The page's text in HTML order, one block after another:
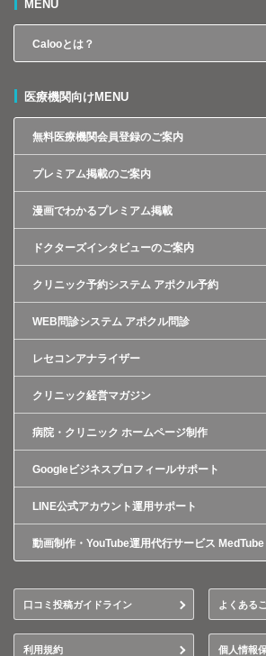
MENU
Calooとは？
医療機関向けMENU
無料医療機関会員登録のご案内
プレミアム掲載のご案内
漫画でわかるプレミアム掲載
ドクターズインタビューのご案内
クリニック予約システム アポクル予約
WEB問診システム アポクル問診
レセコンアナライザー
クリニック経営マガジン
病院・クリニック ホームページ制作
Googleビジネスプロフィールサポート
LINE公式アカウント運用サポート
動画制作・YouTube運用代行サービス MedTube
口コミ投稿ガイドライン よくある
利用規約 個人情報